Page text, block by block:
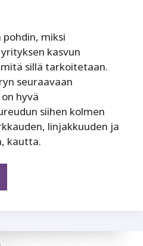
pohdin, miksi
kasvun
sillä tarkoitetaan.
seuraavaan
hyvä
siihen kolmen
linjakkuuden ja
kautta.